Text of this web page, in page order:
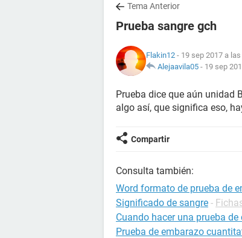
Tema Anterior
Prueba sangre gch
Flakin12 - 19 sep 2017 a
Alejaavila05 - 19 sep
Prueba dice que aún unidad
algo así, que significa eso,
Compartir
Consulta también:
Word formato de prueba de
Significado de sangre -
Cuando hacer una prueba de
Prueba de embarazo